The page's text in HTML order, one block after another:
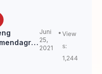
Juni
25,
2021
View
s:
1,244